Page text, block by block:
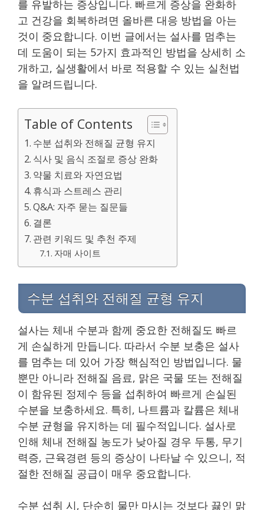
를 유발하는 증상입니다. 빠르게 증상을 완화하
고 건강을 회복하려면 올바른 대응 방법을 아는
것이 중요합니다. 이번 글에서는 설사를 멈추는
데 도움이 되는 5가지 효과적인 방법을 상세히 소
개하고, 실생활에서 바로 적용할 수 있는 실천법
을 알려드립니다.
Table of Contents
수분 섭취와 전해질 균형 유지
식사 및 음식 조절로 증상 완화
약물 치료와 자연요법
휴식과 스트레스 관리
Q&A: 자주 묻는 질문들
결론
관련 키워드 및 추천 주제
자매 사이트
수분 섭취와 전해질 균형 유지
설사는 체내 수분과 함께 중요한 전해질도 빠르
게 손실하게 만듭니다. 따라서 수분 보충은 설사
를 멈추는 데 있어 가장 핵심적인 방법입니다. 물
뿐만 아니라 전해질 음료, 맑은 국물 또는 전해질
이 함유된 정제수 등을 섭취하여 빠르게 손실된
수분을 보충하세요. 특히, 나트륨과 칼륨은 체내
수분 균형을 유지하는 데 필수적입니다. 설사로
인해 체내 전해질 농도가 낮아질 경우 두통, 무기
력증, 근육경련 등의 증상이 나타날 수 있으니, 적
절한 전해질 공급이 매우 중요합니다.
수분 섭취 시, 단순히 물만 마시는 것보다 끓인 맑